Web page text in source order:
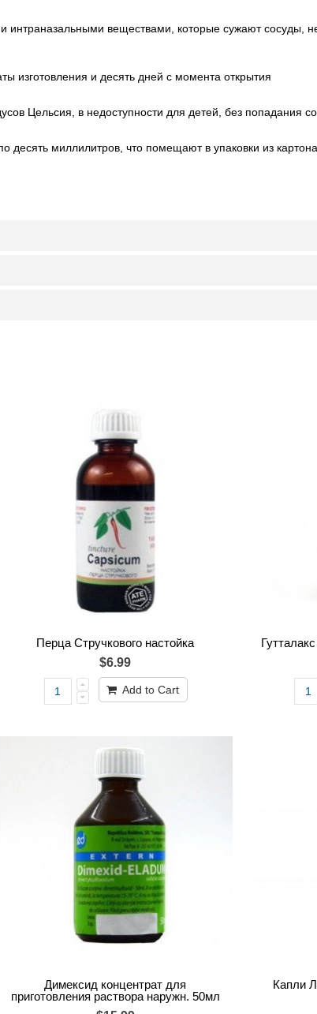
веществами, которые сужают сосуды, не
изготовления и десять дней с момента открытия
Цельсия, в недоступности для детей, без попадания
десять миллилитров, что помещают в упаковки из картона.
Перца Стручкового настойка
$6.99
Add to Cart
Димексид концентрат для
приготовления раствора наружн. 50мл
Капли